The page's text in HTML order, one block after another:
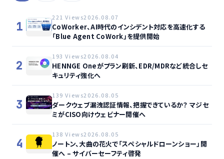
1
221 Views2026.08.07
CoWorker、AI時代のインシデント対応を高速化する
「Blue Agent CoWork」を提供開始
2
193 Views2026.08.04
HENNGE Oneがプラン刷新、EDR/MDRなど統合しセ
キュリティ強化へ
3
139 Views2026.08.05
ダークウェブ漏洩認証情報、把握できているか？ マジセ
ミがCISO向けウェビナー開催へ
4
138 Views2026.08.05
ノートン、大曲の花火で「スペシャルドローンショー」開
催へ – サイバーセーフティ啓発